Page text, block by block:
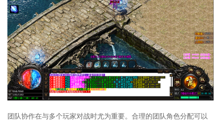
团队协作在与多个玩家对战时尤为重要。合理的团队角色分配可以